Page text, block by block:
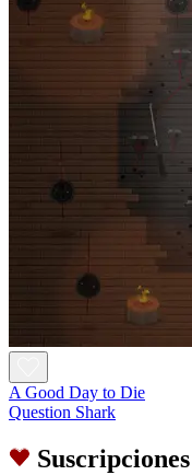
A Good Day to Die
Question Shark
Suscripciones